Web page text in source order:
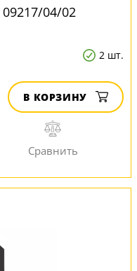
04/02
2 шт.
В КОРЗИНУ